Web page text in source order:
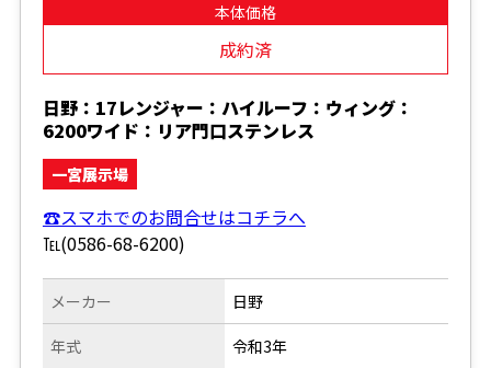
本体価格
成約済
日野：17レンジャー：ハイルーフ：ウィング：
6200ワイド：リア門口ステンレス
一宮展示場
☎スマホでのお問合せはコチラへ
℡(0586-68-6200)
メーカー
年式
日野
令和3年